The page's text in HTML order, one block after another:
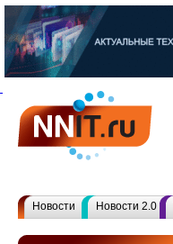
Новости Новости 2.0